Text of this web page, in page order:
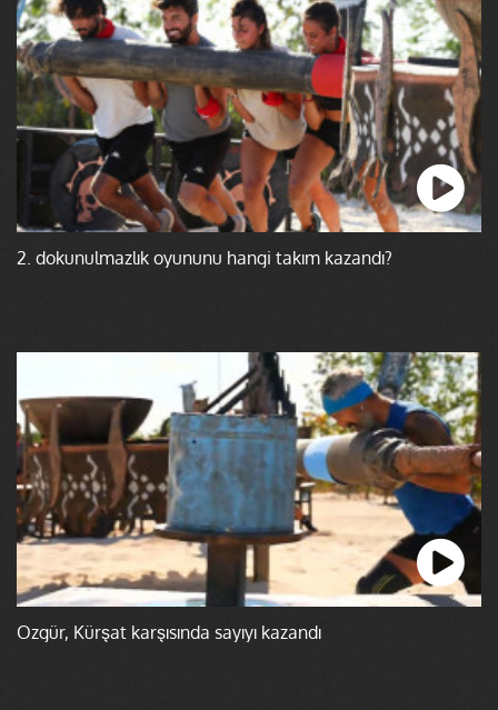
2. dokunulmazlık oyununu hangi takım kazandı?
Özgür, Kürşat karşısında sayıyı kazandı